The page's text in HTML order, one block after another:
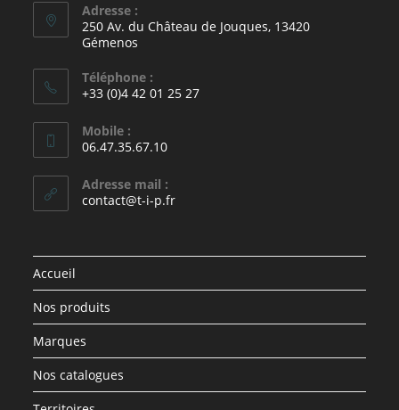
Adresse :
250 Av. du Château de Jouques, 13420
Gémenos
Téléphone :
+33 (0)4 42 01 25 27
Mobile :
06.47.35.67.10
Adresse mail :
contact@t-i-p.fr
Accueil
Nos produits
Marques
Nos catalogues